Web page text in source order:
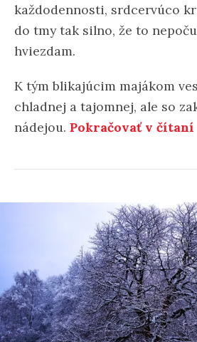
každodennosti, srdcervúco
do tmy tak silno, že to
hviezdam.
K tým blikajúcim majákom
chladnej a tajomnej, ale so
nádejou. Pokračovať v